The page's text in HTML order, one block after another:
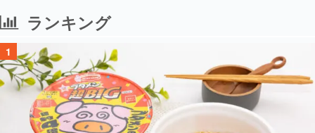
ランキング
1